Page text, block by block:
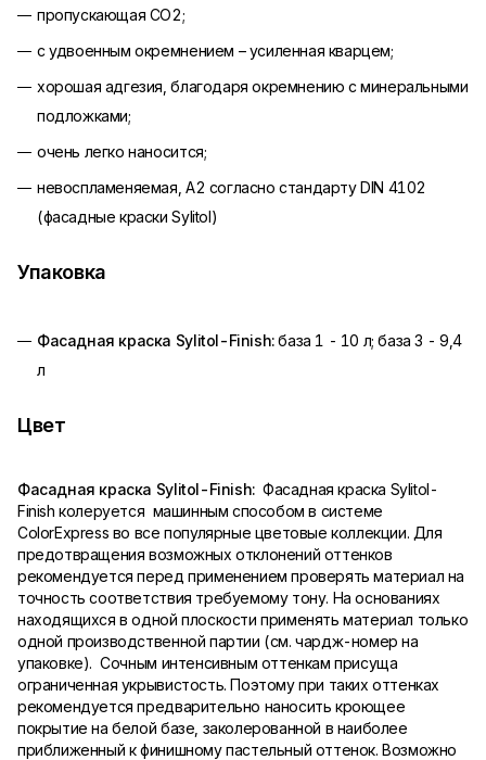
пропускающая CO2;
с удвоенным окремнением – усиленная кварцем;
хорошая адгезия, благодаря окремнению с минеральными
подложками;
очень легко наносится;
невоспламеняемая, A2 согласно стандарту DIN 4102
(фасадные краски Sylitol)
Упаковка
Фасадная краска Sylitol-Finish:база 1 - 10 л; база 3 - 9,4
л
Цвет
Фасадная краска Sylitol-Finish: Фасадная краска Sylitol-
Finish колеруется машинным способом в системе
ColorExpress во все популярные цветовые коллекции. Для
предотвращения возможных отклонений оттенков
рекомендуется перед применением проверять материал на
точность соответствия требуемому тону. На основаниях
находящихся в одной плоскости применять материал только
одной производственной партии (см. чардж-номер на
упаковке). Сочным интенсивным оттенкам присуща
ограниченная укрывистость. Поэтому при таких оттенках
рекомендуется предварительно наносить кроющее
покрытие на белой базе, заколерованной в наиболее
приближенный к финишному пастельный оттенок. Возможно